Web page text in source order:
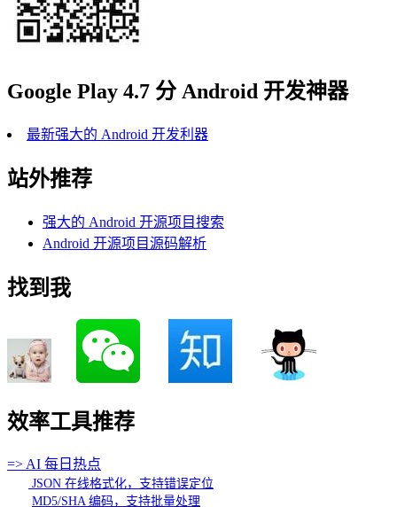
Google Play 4.7 分 Android 开发神器
最新强大的 Android 开发利器
站外推荐
强大的 Android 开源项目搜索
Android 开源项目源码解析
找到我
效率工具推荐
=> AI 每日热点
JSON 在线格式化，支持错误定位
MD5/SHA 编码，支持批量处理